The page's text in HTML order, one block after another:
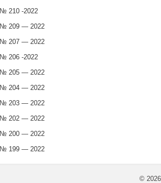
№ 210 -2022
№ 209 — 2022
№ 207 — 2022
№ 206 -2022
№ 205 — 2022
№ 204 — 2022
№ 203 — 2022
№ 202 — 2022
№ 200 — 2022
№ 199 — 2022
©